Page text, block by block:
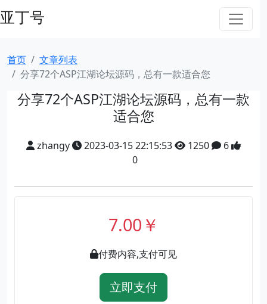
亚丁号
首页
文章列表
分享72个ASP江湖论坛源码，总有一款适合您
分享72个ASP江湖论坛源码，总有一款
适合您
zhangy 2023-03-15 22:15:53 1250
6
0
7.00￥
付费内容,支付可见
立即支付